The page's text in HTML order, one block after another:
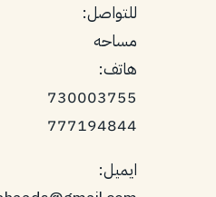
للتواصل:
مساحه
هاتف:
730003755
777194844
ايميل: